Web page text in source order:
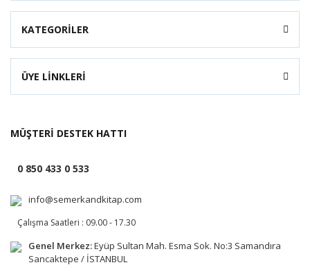
KATEGORİLER
ÜYE LİNKLERİ
MÜŞTERİ DESTEK HATTI
0 850 433 0 533
info@semerkandkitap.com
Çalışma Saatleri : 09.00 - 17.30
Genel Merkez:Eyüp Sultan Mah. Esma Sok. No:3 Samandıra
Sancaktepe / İSTANBUL